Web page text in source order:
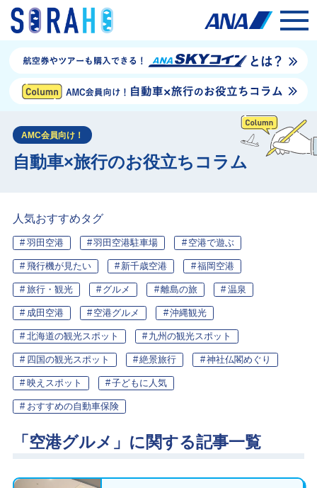
AMC会員向け！
自動車×旅行のお役立ちコラム
人気おすすめタグ
羽田空港 羽田空港駐車場 空港で遊ぶ
飛行機が見たい 新千歳空港 福岡空港
旅行・観光 グルメ 離島の旅 温泉
成田空港 空港グルメ 沖縄観光
北海道の観光スポット 九州の観光スポット
四国の観光スポット 絶景旅行 神社仏閣めぐり
映えスポット 子どもに人気
おすすめの自動車保険
「空港グルメ」に関する記事一覧